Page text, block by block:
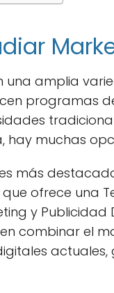
una amplia
programas
hay muchas
más
que ofrece una
y Publicidad
combinar el